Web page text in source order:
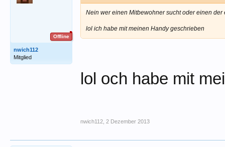
Offline
nwich112
Mitglied
Nein wer einen Mitbewohner sucht oder einen
lol ich habe mit meinen Handy geschrieben
lol och habe mit
nwich112 2 Dezember 2013